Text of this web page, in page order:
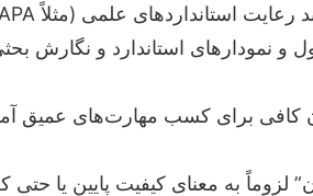
نمودارهای استاندارد و نگارش
کافی برای کسب مهارت‌های عمیق
به معنای کیفیت پایین یا حتی